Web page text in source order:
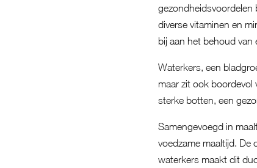
gezondheidsvoordelen
diverse vitaminen en
bij aan het behoud van
Waterkers, een
maar zit ook boordevol
sterke botten, een
Samengevoegd in
voedzame maaltijd. De
waterkers maakt dit